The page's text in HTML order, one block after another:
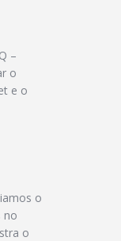
–
o
e o
o
no
o